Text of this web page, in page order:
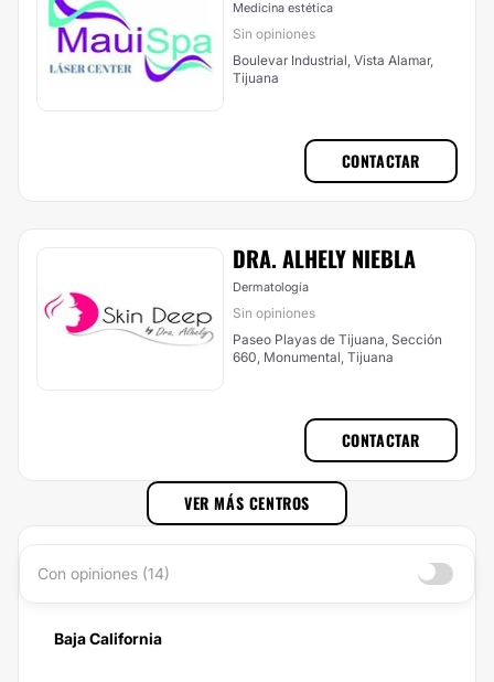
Medicina estética
Sin opiniones
Boulevar Industrial, Vista Alamar,
Tijuana
CONTACTAR
DRA. ALHELY NIEBLA
Dermatología
Sin opiniones
Paseo Playas de Tijuana, Sección
660, Monumental, Tijuana
CONTACTAR
VER MÁS CENTROS
Con opiniones (14)
Baja California